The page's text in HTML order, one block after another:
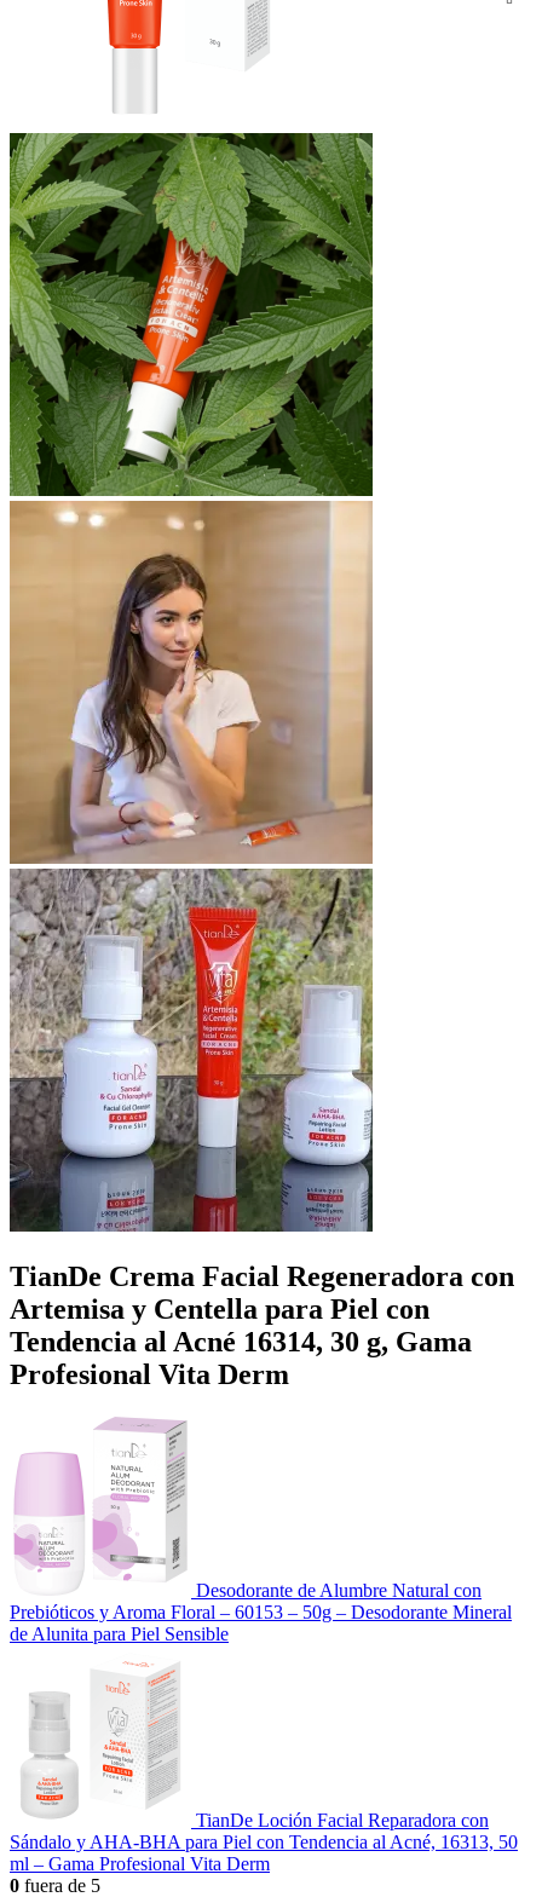
TianDe Crema Facial Regeneradora con
Artemisa y Centella para Piel con
Tendencia al Acné 16314, 30 g, Gama
Profesional Vita Derm
Desodorante de Alumbre Natural con
Prebióticos y Aroma Floral – 60153 – 50g – Desodorante Mineral
de Alunita para Piel Sensible
TianDe Loción Facial Reparadora con
Sándalo y AHA-BHA para Piel con Tendencia al Acné, 16313, 50
ml – Gama Profesional Vita Derm
0 fuera de 5